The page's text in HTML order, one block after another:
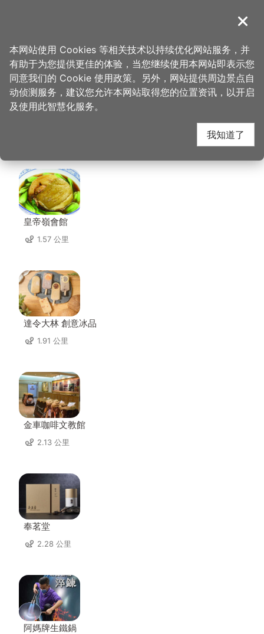
導覽
首页 > 想去的地方 > 美食、购物 > 忠贞眷村口麻辣卤味
忠贞眷村口麻辣卤味 周
边店家
皇帝嶺會館
1.57 公里
達令大林 創意冰品
1.91 公里
金車咖啡文教館
2.13 公里
奉茗堂
2.28 公里
阿媽牌生鐵鍋
关闭
本网站使用 Cookies 等相关技术以持续优化网站服务，并
有助于为您提供更佳的体验，当您继续使用本网站即表示您
同意我们的 Cookie 使用政策。另外，网站提供周边景点自
动侦测服务，建议您允许本网站取得您的位置资讯，以开启
及使用此智慧化服务。
我知道了